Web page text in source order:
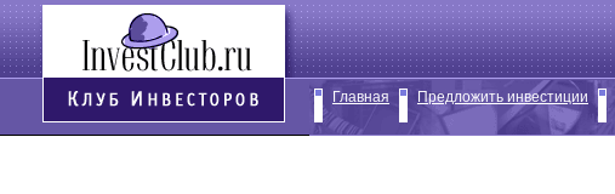
Главная Предложить инвестиции